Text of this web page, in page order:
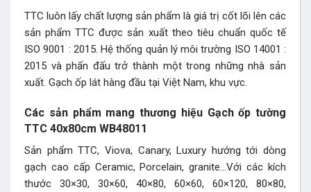
TTC luôn lấy chất lượng sản phẩm là giá trị cốt lõi lên các
sản phẩm TTC được sản xuất theo tiêu chuẩn quốc tế
ISO 9001 : 2015. Hệ thống quản lý môi trường ISO 14001 :
2015 và phấn đấu trở thành một trong những nhà sản
xuất. Gạch ốp lát hàng đầu tại Việt Nam, khu vực.
Các sản phẩm mang thương hiệu Gạch ốp tường
TTC 40x80cm WB48011
Sản phẩm TTC, Viova, Canary, Luxury hướng tới dòng
gạch cao cấp Ceramic, Porcelain, granite…Với các kích
thước 30×30, 30×60, 40×80, 60×60, 60×120, 80×80,